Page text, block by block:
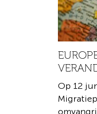
Op 12